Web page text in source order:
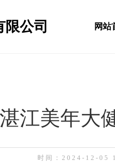
公司 网站
湛江美年大
时间：2024-12-05